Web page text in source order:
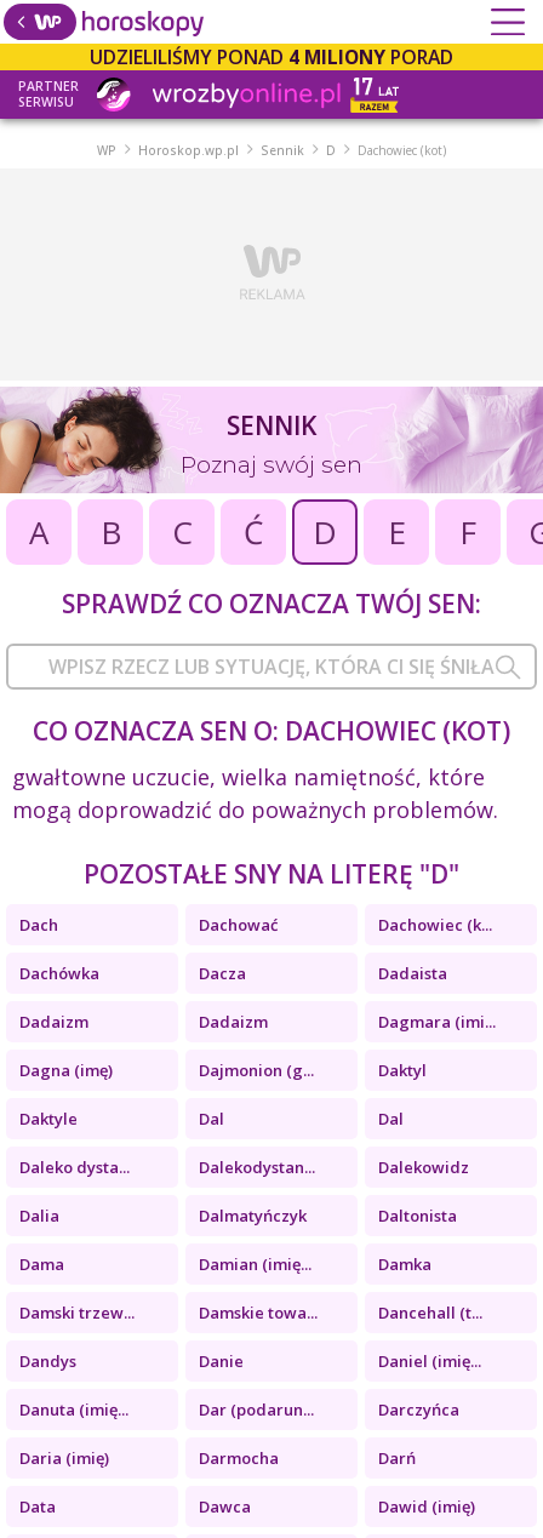
UDZIELILIŚMY PONAD 4 MILIONY PORAD
PARTNER
SERWISU
WP Horoskop.wp.pl Sennik D Dachowiec (kot)
SENNIK
Poznaj swój sen
A B C Ć D E F
SPRAWDŹ CO OZNACZA TWÓJ SEN:
CO OZNACZA SEN O: DACHOWIEC (KOT)
gwałtowne uczucie, wielka namiętność, które
mogą doprowadzić do poważnych problemów.
POZOSTAŁE SNY NA LITERĘ "D"
Dach Dachować Dachowiec (k...
Dachówka Dacza Dadaista
Dadaizm Dadaizm Dagmara (imi...
Dagna (imę) Dajmonion (g... Daktyl
Daktyle Dal Dal
Daleko dysta... Dalekodystan... Dalekowidz
Dalia Dalmatyńczyk Daltonista
Dama Damian (imię... Damka
Damski trzew... Damskie towa... Dancehall (t...
Dandys Danie Daniel (imię...
Danuta (imię... Dar (podarun... Darczyńca
Daria (imię) Darmocha Darń
Data Dawca Dawid (imię)